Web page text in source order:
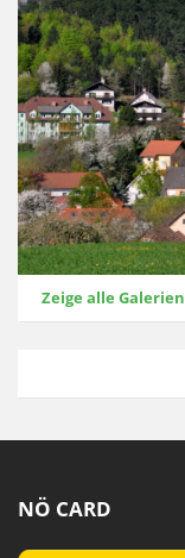
Zeige alle Galerien
NÖ CARD